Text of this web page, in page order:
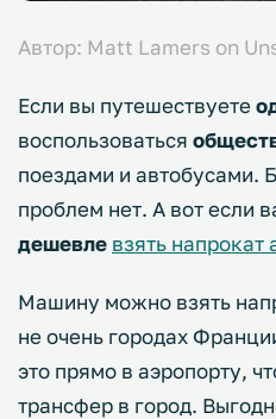
Автор: Matt Lamers on
Если вы путешествуете
воспользоваться
поездами и автобусами.
проблем нет. А вот если
дешевле взять напрокат
Машину можно взять
не очень городах
это прямо в аэропорту,
трансфер в город.